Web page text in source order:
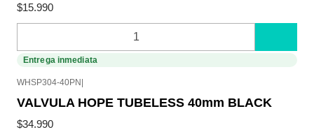
$15.990
Entrega inmediata
WHSP304-40PN
VALVULA HOPE TUBELESS 40mm BLACK
$34.990